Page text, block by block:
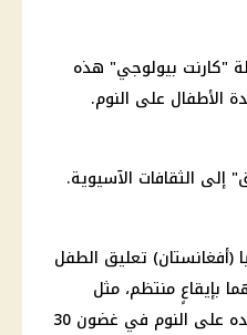
"كارنت بيولوجي" هذه
الأطفال على النوم.
الثقافات الآسيوية.
تعليق الطفل
بإيقاعٍ منتظم، مثل
ماسحتي زجاج أمامي، مما يساعده على النوم في غضون 30